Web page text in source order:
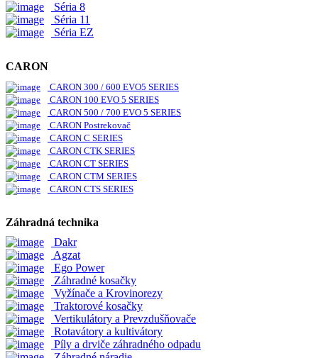
Séria 8
Séria 11
Séria EZ
CARON
CARON 300 / 600 EVO5 SERIES
CARON 100 EVO 5 SERIES
CARON 500 / 700 EVO 5 SERIES
CARON Postrekovač
CARON C SERIES
CARON CTK SERIES
CARON CT SERIES
CARON CTM SERIES
CARON CTS SERIES
Záhradná technika
Dakr
Agzat
Ego Power
Záhradné kosačky
Vyžínače a Krovinorezy
Traktorové kosačky
Vertikulátory a Prevzdušňovače
Rotavátory a kultivátory
Píly a drviče záhradného odpadu